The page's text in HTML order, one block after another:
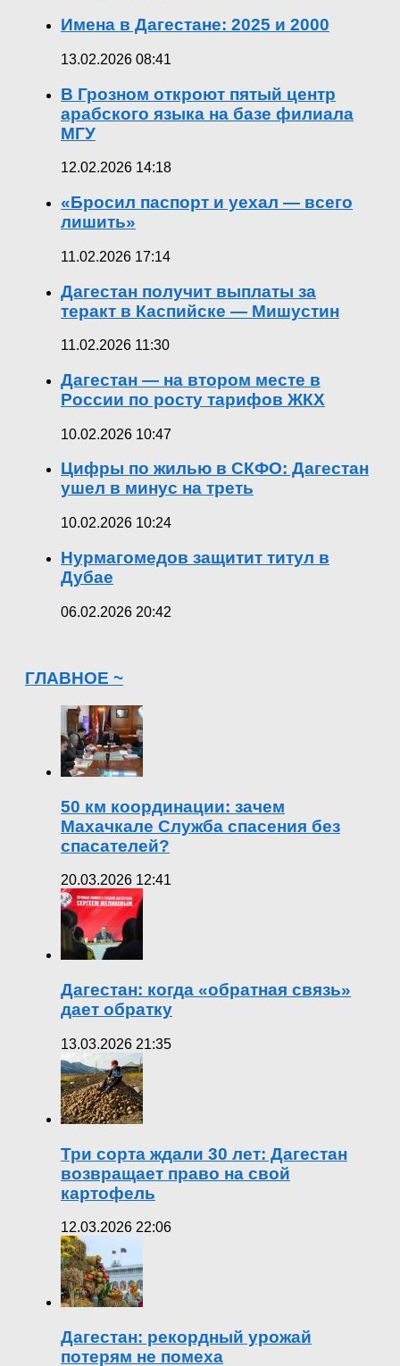
Имена в Дагестане: 2025 и 2000
13.02.2026 08:41
В Грозном откроют пятый центр
арабского языка на базе филиала
МГУ
12.02.2026 14:18
«Бросил паспорт и уехал — всего
лишить»
11.02.2026 17:14
Дагестан получит выплаты за
теракт в Каспийске — Мишустин
11.02.2026 11:30
Дагестан — на втором месте в
России по росту тарифов ЖКХ
10.02.2026 10:47
Цифры по жилью в СКФО: Дагестан
ушел в минус на треть
10.02.2026 10:24
Нурмагомедов защитит титул в
Дубае
06.02.2026 20:42
ГЛАВНОЕ ~
50 км координации: зачем
Махачкале Служба спасения без
спасателей?
20.03.2026 12:41
Дагестан: когда «обратная связь»
дает обратку
13.03.2026 21:35
Три сорта ждали 30 лет: Дагестан
возвращает право на свой
картофель
12.03.2026 22:06
Дагестан: рекордный урожай
потерям не помеха